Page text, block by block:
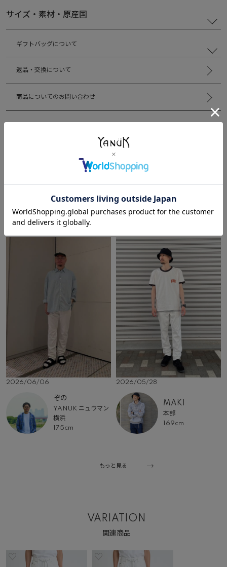
サイズ・素材・原産国
ギフトバッグについて
返品・交換について
商品についてのお問い合わせ
COORDINATE
この商品を使ったコーディネート
2026/06/06
ぞの
YANUK ニュウマン
横浜
175cm
2026/05/28
MAKI
本部
169cm
もっと見る
VARIATION
関連商品